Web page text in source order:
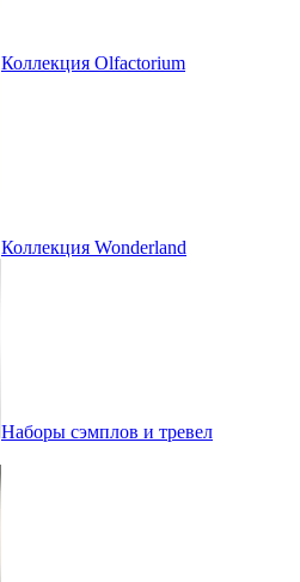
Коллекция Olfactorium
Коллекция Wonderland
Наборы сэмплов и тревел